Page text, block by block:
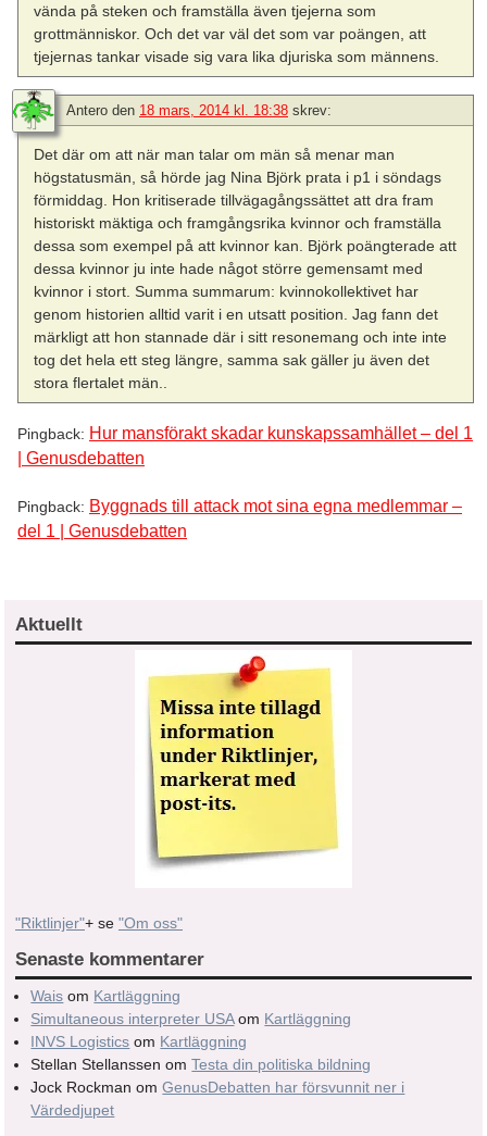
vända på steken och framställa även tjejerna som
grottmänniskor. Och det var väl det som var poängen, att
tjejernas tankar visade sig vara lika djuriska som männens.
Antero den 18 mars, 2014 kl. 18:38 skrev:
Det där om att när man talar om män så menar man
högstatusmän, så hörde jag Nina Björk prata i p1 i söndags
förmiddag. Hon kritiserade tillvägagångssättet att dra fram
historiskt mäktiga och framgångsrika kvinnor och framställa
dessa som exempel på att kvinnor kan. Björk poängterade att
dessa kvinnor ju inte hade något större gemensamt med
kvinnor i stort. Summa summarum: kvinnokollektivet har
genom historien alltid varit i en utsatt position. Jag fann det
märkligt att hon stannade där i sitt resonemang och inte inte
tog det hela ett steg längre, samma sak gäller ju även det
stora flertalet män..
Pingback: Hur mansförakt skadar kunskapssamhället – del 1
| Genusdebatten
Pingback: Byggnads till attack mot sina egna medlemmar –
del 1 | Genusdebatten
Aktuellt
"Riktlinjer"+ se "Om oss"
Senaste kommentarer
Wais om Kartläggning
Simultaneous interpreter USAom Kartläggning
INVS Logistics om Kartläggning
Stellan Stellanssen omTesta din politiska bildning
Jock Rockman omGenusDebatten har försvunnit ner i
Värdedjupet